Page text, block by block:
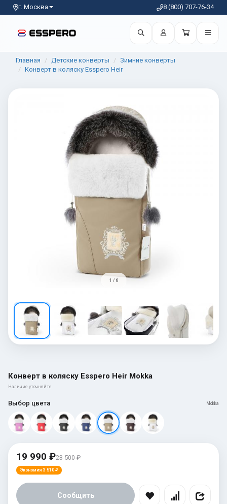
г. Москва 8 (800) 707-76-34
Главная Детские конверты
Зимние конверты
Конверт в коляску Esspero Heir
1 / 6
Конверт в коляску Esspero Heir Mokka
Наличие уточняйте
Выбор цвета Mokka
19 990 ₽23 500 ₽
Экономия 3 510 ₽
Сообщить